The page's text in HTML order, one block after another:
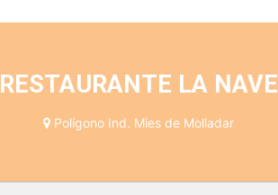
RESTAURANTE LA NAVE
Polígono Ind. Mies de Molladar